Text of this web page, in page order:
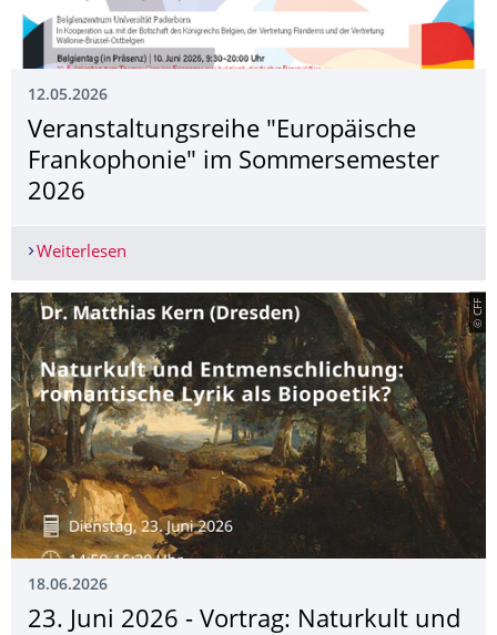
12.05.2026
Veranstaltungsrei­he "Europäische
Frankophonie" im Sommersemester
2026
Weiterlesen
© CFF
18.06.2026
23. Juni 2026 - Vortrag: Naturkult und